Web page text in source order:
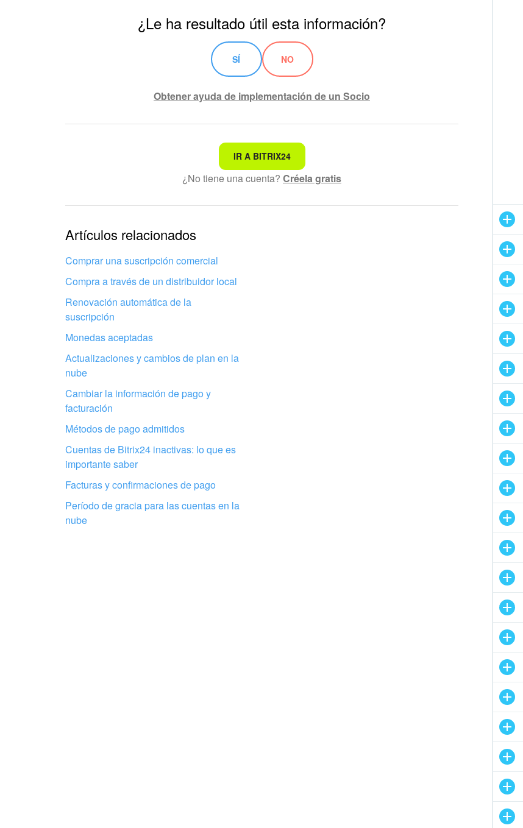
¿Le ha resultado útil esta información?
SÍ NO
Obtener ayuda de implementación de un Socio
No es lo que estoy buscando
La explicación es demasiado corta. Necesito más
información
No me gusta cómo funciona esta herramienta
Configura tu Bitrix24 con profesionales
ENCONTRAR UN SOCIO DE BITRIX24 CERCA DE MI
IR A BITRIX24
¿No tiene una cuenta? Créela gratis
Artículos relacionados
Comprar una suscripción comercial
Compra a través de un distribuidor local
Renovación automática de la
suscripción
Monedas aceptadas
Actualizaciones y cambios de plan en la
nube
Cambiar la información de pago y
facturación
Métodos de pago admitidos
Cuentas de Bitrix24 inactivas: lo que es
importante saber
Facturas y confirmaciones de pago
Período de gracia para las cuentas en la
nube